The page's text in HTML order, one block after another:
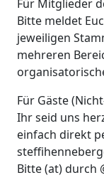
Für Mitglieder
Bitte meldet
jeweiligen
mehreren
Für Gäste
Ihr seid uns
einfach direkt
Bitte (at) durch